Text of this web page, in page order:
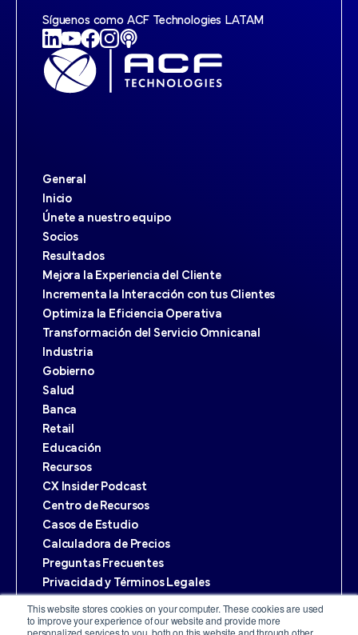
This website stores cookies on your computer. These cookies are used
to improve your experience of our website and provide more
personalized services to you, both on this website and through other
Síguenos como ACF Technologies LATAM
General
Inicio
Únete a nuestro equipo
Socios
Resultados
Mejora la Experiencia del Cliente
Incrementa la Interacción con tus Clientes
Optimiza la Eficiencia Operativa
Transformación del Servicio Omnicanal
Industria
Gobierno
Salud
Banca
Retail
Educación
Recursos
CX Insider Podcast
Centro de Recursos
Casos de Estudio
Calculadora de Precios
Preguntas Frecuentes
Privacidad y Términos Legales
Políticas de Privacidad